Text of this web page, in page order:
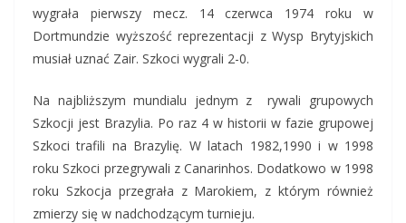
wygrała pierwszy mecz. 14 czerwca 1974 roku w
Dortmundzie wyższość reprezentacji z Wysp Brytyjskich
musiał uznać Zair. Szkoci wygrali 2-0.
Na najbliższym mundialu jednym z rywali grupowych
Szkocji jest Brazylia. Po raz 4 w historii w fazie grupowej
Szkoci trafili na Brazylię. W latach 1982,1990 i w 1998
roku Szkoci przegrywali z Canarinhos. Dodatkowo w 1998
roku Szkocja przegrała z Marokiem, z którym również
zmierzy się w nadchodzącym turnieju.